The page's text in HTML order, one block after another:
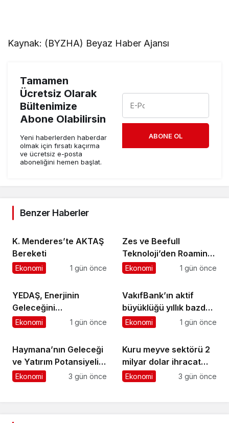
Kaynak: (BYZHA) Beyaz Haber Ajansı
Tamamen
Ücretsiz Olarak
Bültenimize
Abone Olabilirsin
Yeni haberlerden haberdar
olmak için fırsatı kaçırma
ve ücretsiz e-posta
aboneliğini hemen başlat.
ABONE OL
Benzer Haberler
K. Menderes’te AKTAŞ
Bereketi
Ekonomi 1 gün önce
Zes ve Beefull
Teknoloji’den Roaming
İş Birliği
Ekonomi 1 gün önce
YEDAŞ, Enerjinin
Geleceğini
Şekillendirecek Genç
Ekonomi 1 gün önce
VakıfBank’ın aktif
büyüklüğü yıllık bazda
yüzde 28 artışla 5,8
Ekonomi 1 gün önce
Haymana’nın Geleceği
ve Yatırım Potansiyeli
Masaya Yatırıldı
Ekonomi 3 gün önce
Kuru meyve sektörü 2
milyar dolar ihracat
hedefi için Ankara’dan
Ekonomi 3 gün önce